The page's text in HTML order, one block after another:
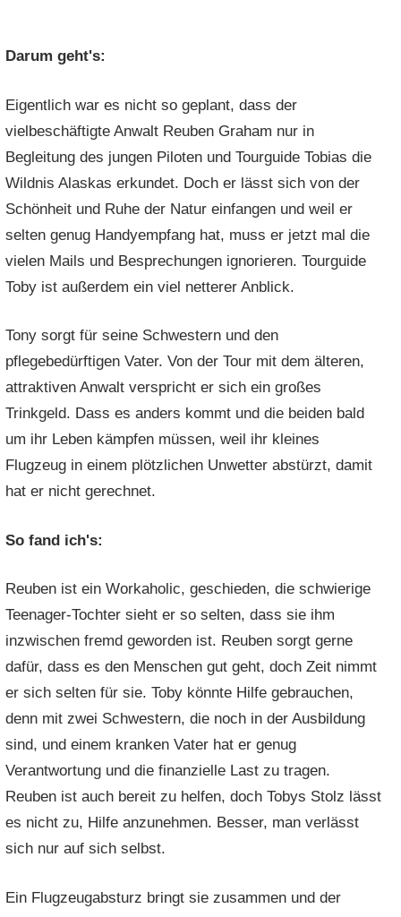
Darum geht's:
Eigentlich war es nicht so geplant, dass der
vielbeschäftigte Anwalt Reuben Graham nur in
Begleitung des jungen Piloten und Tourguide Tobias die
Wildnis Alaskas erkundet. Doch er lässt sich von der
Schönheit und Ruhe der Natur einfangen und weil er
selten genug Handyempfang hat, muss er jetzt mal die
vielen Mails und Besprechungen ignorieren. Tourguide
Toby ist außerdem ein viel netterer Anblick.
Tony sorgt für seine Schwestern und den
pflegebedürftigen Vater. Von der Tour mit dem älteren,
attraktiven Anwalt verspricht er sich ein großes
Trinkgeld. Dass es anders kommt und die beiden bald
um ihr Leben kämpfen müssen, weil ihr kleines
Flugzeug in einem plötzlichen Unwetter abstürzt, damit
hat er nicht gerechnet.
So fand ich's:
Reuben ist ein Workaholic, geschieden, die schwierige
Teenager-Tochter sieht er so selten, dass sie ihm
inzwischen fremd geworden ist. Reuben sorgt gerne
dafür, dass es den Menschen gut geht, doch Zeit nimmt
er sich selten für sie. Toby könnte Hilfe gebrauchen,
denn mit zwei Schwestern, die noch in der Ausbildung
sind, und einem kranken Vater hat er genug
Verantwortung und die finanzielle Last zu tragen.
Reuben ist auch bereit zu helfen, doch Tobys Stolz lässt
es nicht zu, Hilfe anzunehmen. Besser, man verlässt
sich nur auf sich selbst.
Ein Flugzeugabsturz bringt sie zusammen und der